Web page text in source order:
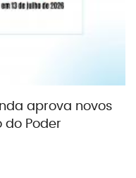
aprova novos
do Poder